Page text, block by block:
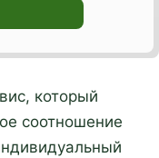
который
соотношение